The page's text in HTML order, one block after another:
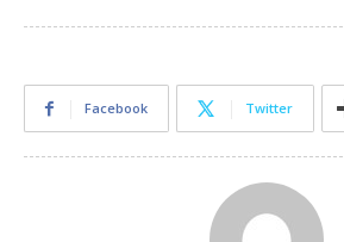
Facebook Twitter